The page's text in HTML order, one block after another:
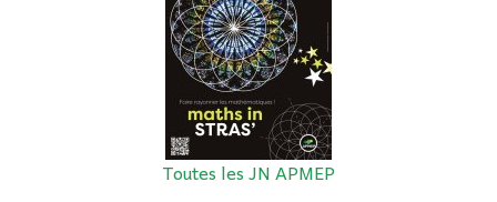
Toutes les JN APMEP